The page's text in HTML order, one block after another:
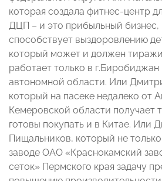
которая создала фитнес-центр
ДЦП – и это прибыльный бизнес,
способствует выздоровлению
который может и должен
работает только в
автономной области. Или
который на пасеке недалеко от
Кемеровской области получает
готовы покупать и в Китае. Или
Пищальников, который не
заводе ОАО «Краснокамский
сеток» Пермского края задачу